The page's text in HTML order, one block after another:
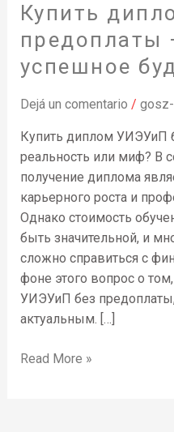
Купить
предоплаты
успешное
Dejá un comentario /
Купить диплом УИЭУиП
реальность или миф? В
получение диплома
карьерного роста и
Однако стоимость
быть значительной, и
сложно справиться с
фоне этого вопрос о
УИЭУиП без
актуальным. […]
Купить
диплом
УИЭУиП
без
–
Ваш
шанс
на
успешное
будущее
Read More »